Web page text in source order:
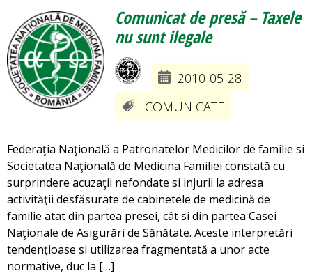
Comunicat de presă – Taxele
nu sunt ilegale
2010-05-28
COMUNICATE
Federaţia Naţională a Patronatelor Medicilor de familie si
Societatea Naţională de Medicina Familiei constată cu
surprindere acuzaţii nefondate si injurii la adresa
activităţii desfăsurate de cabinetele de medicină de
familie atat din partea presei, cât si din partea Casei
Naţionale de Asigurări de Sănătate. Aceste interpretări
tendenţioase si utilizarea fragmentată a unor acte
normative, duc la […]